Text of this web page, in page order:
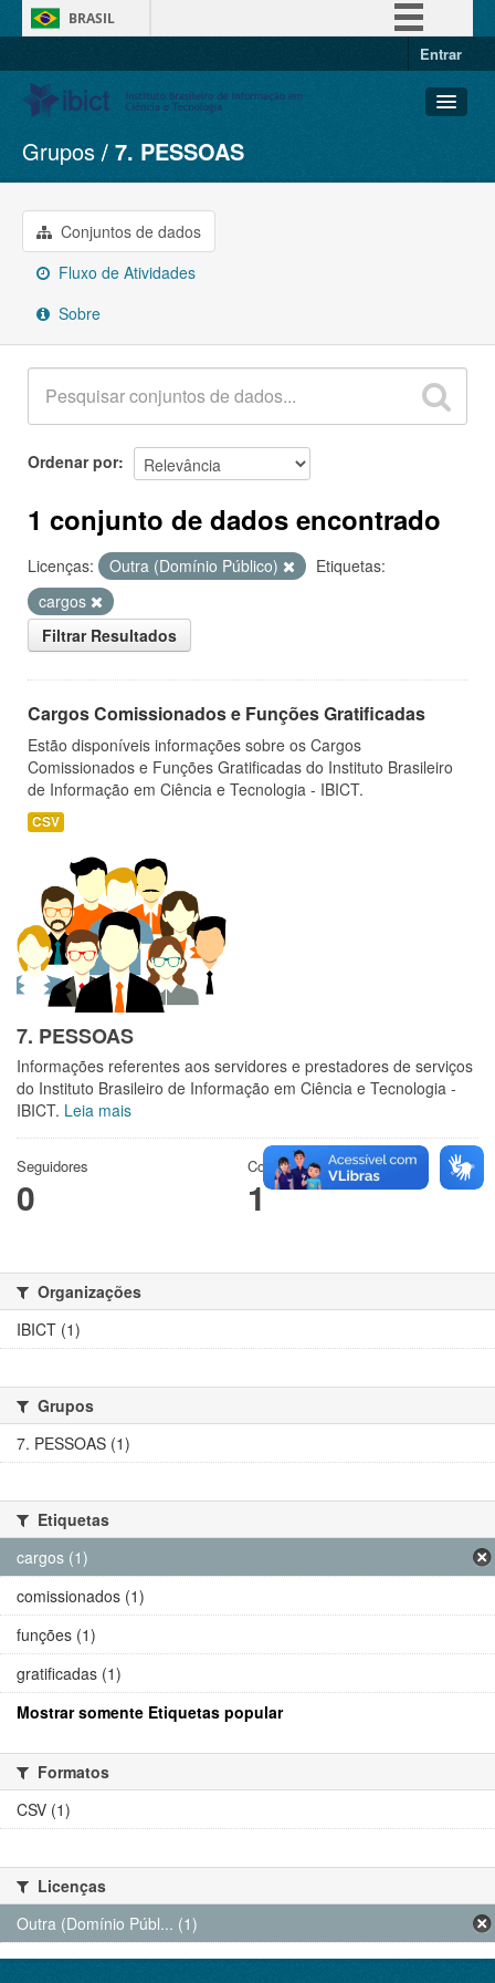
BRASIL
Entrar
Conjuntos de dados
Organizações
Grupos
Sobre
Grupos 7. PESSOAS
Conjuntos de dados
Fluxo de Atividades
Sobre
Ordenar por
1 conjunto de dados encontrado
Licenças: Outra (Domínio Público)
Etiquetas:
cargos
Filtrar Resultados
Cargos Comissionados e Funções Gratificadas
Estão disponíveis informações sobre os Cargos
Comissionados e Funções Gratificadas do Instituto Brasileiro
de Informação em Ciência e Tecnologia - IBICT.
CSV
7. PESSOAS
Informações referentes aos servidores e prestadores de serviços
do Instituto Brasileiro de Informação em Ciência e Tecnologia -
IBICT. Leia mais
Seguidores
0
Conjuntos de dados
1
Organizações
IBICT (1)
Grupos
7. PESSOAS (1)
Etiquetas
cargos (1)
comissionados (1)
funções (1)
gratificadas (1)
Mostrar somente Etiquetas popular
Formatos
CSV (1)
Licenças
Outra (Domínio Públ... (1)